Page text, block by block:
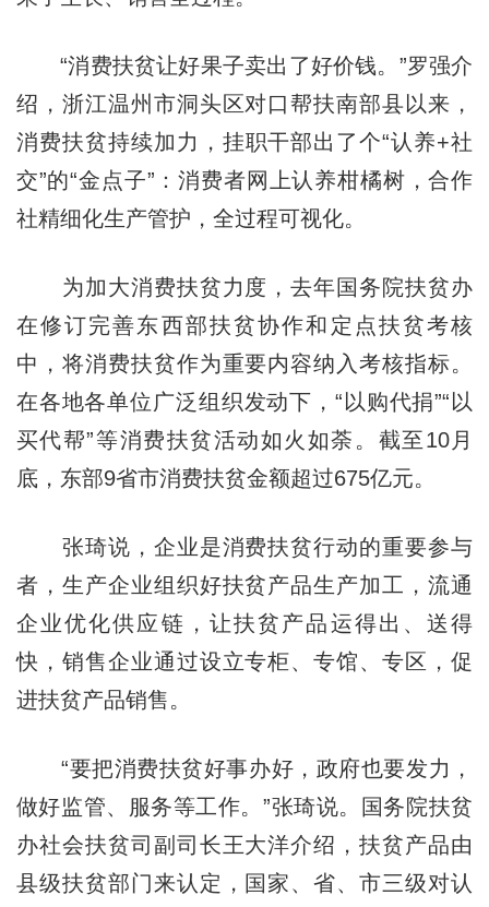
“消费扶贫让好果子卖出了好价钱。”罗强介
绍，浙江温州市洞头区对口帮扶南部县以来，
消费扶贫持续加力，挂职干部出了个“认养+社
交”的“金点子”：消费者网上认养柑橘树，合作
社精细化生产管护，全过程可视化。
为加大消费扶贫力度，去年国务院扶贫办
在修订完善东西部扶贫协作和定点扶贫考核
中，将消费扶贫作为重要内容纳入考核指标。
在各地各单位广泛组织发动下，“以购代捐”“以
买代帮”等消费扶贫活动如火如荼。截至10月
底，东部9省市消费扶贫金额超过675亿元。
张琦说，企业是消费扶贫行动的重要参与
者，生产企业组织好扶贫产品生产加工，流通
企业优化供应链，让扶贫产品运得出、送得
快，销售企业通过设立专柜、专馆、专区，促
进扶贫产品销售。
“要把消费扶贫好事办好，政府也要发力，
做好监管、服务等工作。”张琦说。国务院扶贫
办社会扶贫司副司长王大洋介绍，扶贫产品由
县级扶贫部门来认定，国家、省、市三级对认